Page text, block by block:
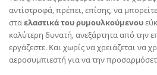
αντίστροφά, πρέπει, επίσης, να
σταελαστικά του ρυμουλκούμενου
καλύτερη δυνατή, ανεξάρτητα από την
εργάζεστε. Και χωρίς να χρειάζεται να
αεροσυμπιεστή για να την